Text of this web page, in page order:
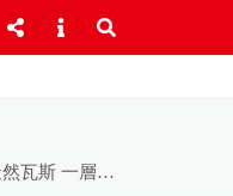
☆ 福容飯店旁美3房附車位 全新裝修 漂亮屋況 ☆ 附機械車位 停車免煩惱 前置陽台設計 採光通風好 ☆ 室內空間寬敞舒適 房間皆有衣櫃 收納空間足夠 ☆ 使用天然瓦斯 一層2戶 住戶單純 磁扣管制出入 ☆ ㊣福容飯店旁 嘉義新地標 鄰近世賢國小.世賢圖書館 《 看屋請電洽:05-2755066 東森房屋嘉商加盟店 》